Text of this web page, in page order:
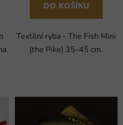
DO KOŠÍKU
Textilní ryba - The Fish Mini
(the Pike) 35-45 cm.